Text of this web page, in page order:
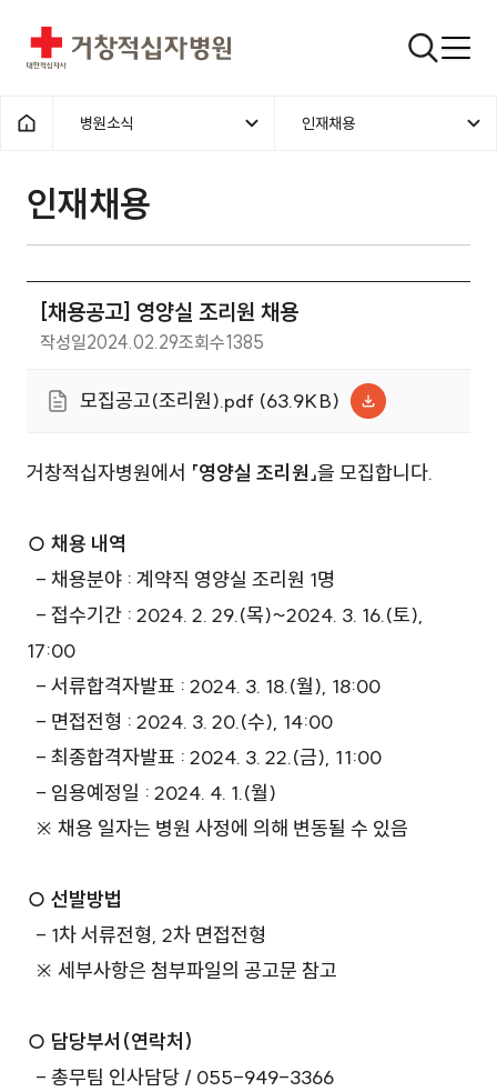
거창적십자병원 검색창
홈으로
병원소식 인재채용
인재채용
[채용공고] 영양실 조리원 채용
작성일2024.02.29조회수1385
모집공고(조리원).pdf (63.9KB)
거창적십자병원에서 「영양실 조리원」을 모집합니다.
○ 채용 내역
- 채용분야 : 계약직 영양실 조리원 1명
- 접수기간 : 2024. 2. 29.(목)~2024. 3. 16.(토),
17:00
- 서류합격자발표 : 2024. 3. 18.(월), 18:00
- 면접전형 : 2024. 3. 20.(수), 14:00
- 최종합격자발표 : 2024. 3. 22.(금), 11:00
- 임용예정일 : 2024. 4. 1.(월)
※ 채용 일자는 병원 사정에 의해 변동될 수 있음
○ 선발방법
- 1차 서류전형, 2차 면접전형
※ 세부사항은 첨부파일의 공고문 참고
○ 담당부서(연락처)
- 총무팀 인사담당 / 055-949-3366